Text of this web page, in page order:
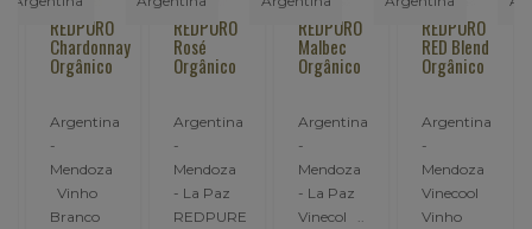
REDPURO
Chardonnay
Orgânico
Argentina
-
Mendoza
Vinho
Branco
REDPURO
Rosé
Orgânico
Argentina
-
Mendoza
- La Paz
REDPURE
REDPURO
Malbec
Orgânico
Argentina
-
Mendoza
- La Paz
Vinecol ..
REDPURO
RED Blend
Orgânico
Argentina
-
Mendoza
Vinecool
Vinho